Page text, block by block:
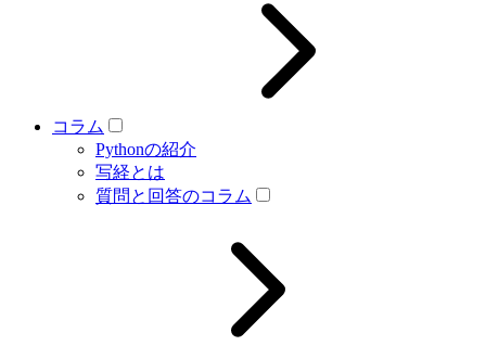
コラム
Pythonの紹介
写経とは
質問と回答のコラム